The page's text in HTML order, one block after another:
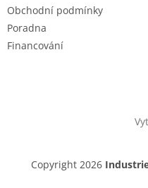
Obchodní podmínky
Poradna
Financování
Copyright 2026